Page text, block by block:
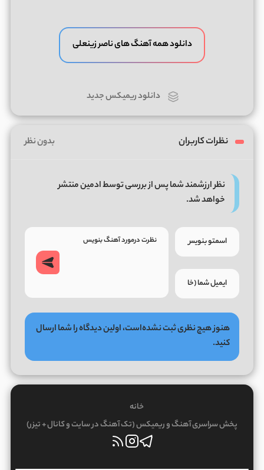
دانلود همه آهنگ های ناصر زینعلی
دانلود ریمیکس جدید
نظرات کاربران بدون نظر
نظر ارزشمند شما پس از بررسی توسط ادمین منتشر
خواهد شد.
هنوز هیچ نظری ثبت نشده‌است، اولین دیدگاه را شما ارسال
کنید.
خانه
پخش سراسری آهنگ و ریمیکس (تک آهنگ در سایت و کانال + تیزر)